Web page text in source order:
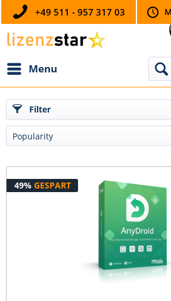
+49 511 - 957 317 03
Menu
Filter
49% GESPART